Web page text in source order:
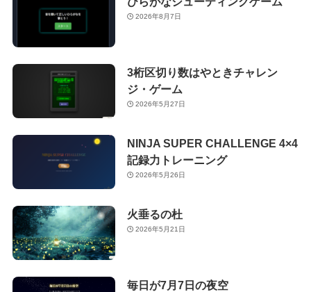
2026年8月7日
3桁区切り数はやときチャレン
ジ・ゲーム
2026年5月27日
NINJA SUPER CHALLENGE 4×4
記録力トレーニング
2026年5月26日
火垂るの杜
2026年5月21日
毎日が7月7日の夜空